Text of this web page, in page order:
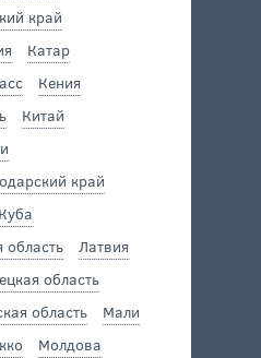
край
Катар
Кения
Китай
край
Куба
область
Латвия
область
область
Мали
Молдова